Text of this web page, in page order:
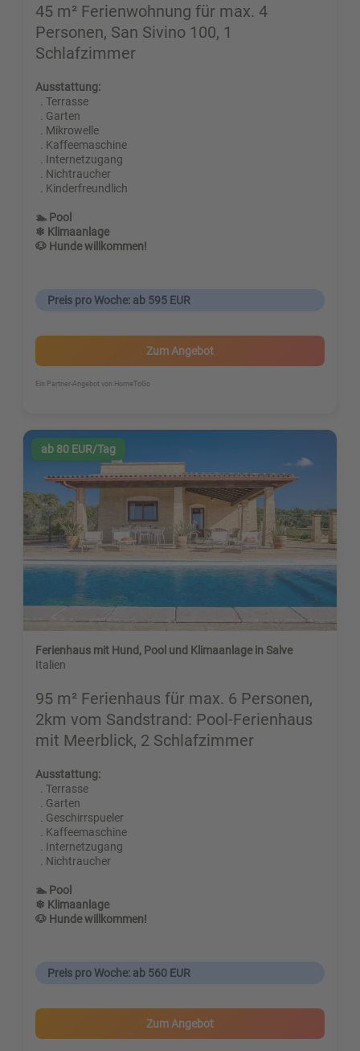
45 m² Ferienwohnung für max. 4
Personen, San Sivino 100, 1
Schlafzimmer
Ausstattung:
. Terrasse
. Garten
. Mikrowelle
. Kaffeemaschine
. Internetzugang
. Nichtraucher
. Kinderfreundlich
🏊 Pool
❄ Klimaanlage
🐶 Hunde willkommen!
Preis pro Woche: ab 595 EUR
Zum Angebot
Ein Partner-Angebot von HomeToGo
ab 80 EUR/Tag
Ferienhaus mit Hund, Pool und Klimaanlage in Salve
Italien
95 m² Ferienhaus für max. 6 Personen,
2km vom Sandstrand: Pool-Ferienhaus
mit Meerblick, 2 Schlafzimmer
Ausstattung:
. Terrasse
. Garten
. Geschirrspueler
. Kaffeemaschine
. Internetzugang
. Nichtraucher
🏊 Pool
❄ Klimaanlage
🐶 Hunde willkommen!
Preis pro Woche: ab 560 EUR
Zum Angebot